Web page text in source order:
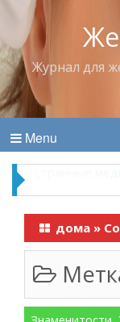
Журнал для
Menu
дома »